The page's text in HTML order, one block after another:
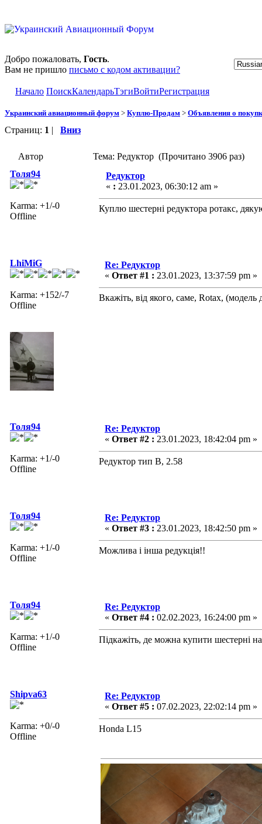
Добро пожаловать, Гость.
Вам не пришло письмо с кодом активации?
Начало ПоискКалендарьТэгиВойтиРегистрация
Украинский авиационный форум > Куплю-Продам > Объявления о
Страниц: 1 | Вниз
Автор
Тема: Редуктор (Прочитано 3906 раз)
Толя94
Karma: +1/-0
Offline
Редуктор
« : 23.01.2023, 06:30:12 am »
Куплю шестерні редуктора ротакс,
LhiMiG
Karma: +152/-7
Offline
Re: Редуктор
« Ответ #1 : 23.01.2023, 13:37:59 pm »
Вкажіть, від якого, саме, Rotax,
Толя94
Karma: +1/-0
Offline
Re: Редуктор
« Ответ #2 : 23.01.2023, 18:42:04 pm »
Редуктор тип B, 2.58
Толя94
Karma: +1/-0
Offline
Re: Редуктор
« Ответ #3 : 23.01.2023, 18:42:50 pm »
Можлива і інша редукція!!
Толя94
Karma: +1/-0
Offline
Re: Редуктор
« Ответ #4 : 02.02.2023, 16:24:00 pm »
Підкажіть, де можна купити шестерні
Shipva63
Karma: +0/-0
Offline
Re: Редуктор
« Ответ #5 : 07.02.2023, 22:02:14 pm »
Honda L15